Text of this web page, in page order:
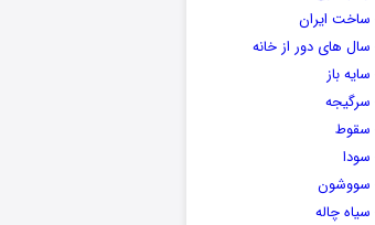
ساخت ایران
سال های دور از خانه
سایه باز
سرگیجه
سقوط
سودا
سووشون
سیاه چاله